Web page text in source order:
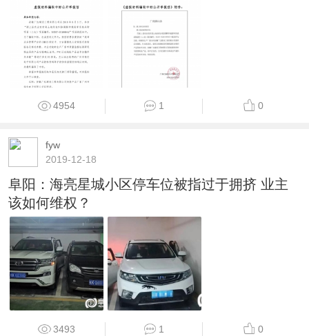
4954 1 0
fyw
2019-12-18
阜阳：海亮星城小区停车位被指过于拥挤 业主
该如何维权？
3493 1 0